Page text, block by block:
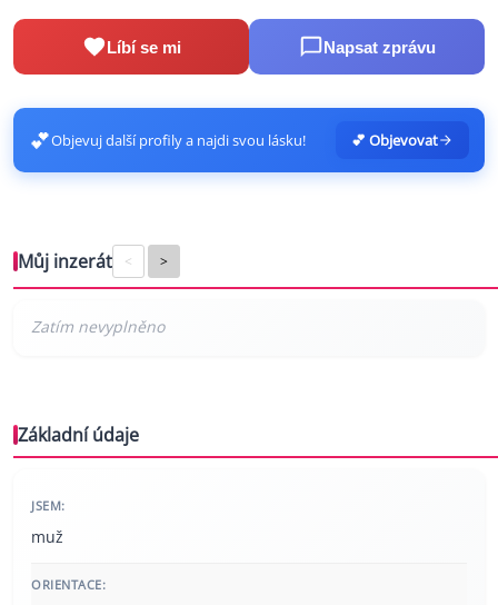
Líbí se mi Napsat zprávu
💕Objevuj další profily a najdi svou lásku! 💕 Objevovat
Můj inzerát < >
Základní údaje
JSEM:
muž
ORIENTACE: